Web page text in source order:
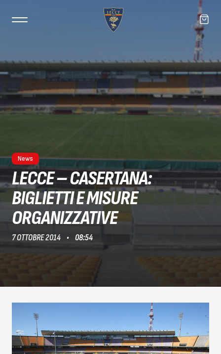
News
LECCE – CASERTANA:
BIGLIETTI E MISURE
ORGANIZZATIVE
7 OTTOBRE 2014 08:54